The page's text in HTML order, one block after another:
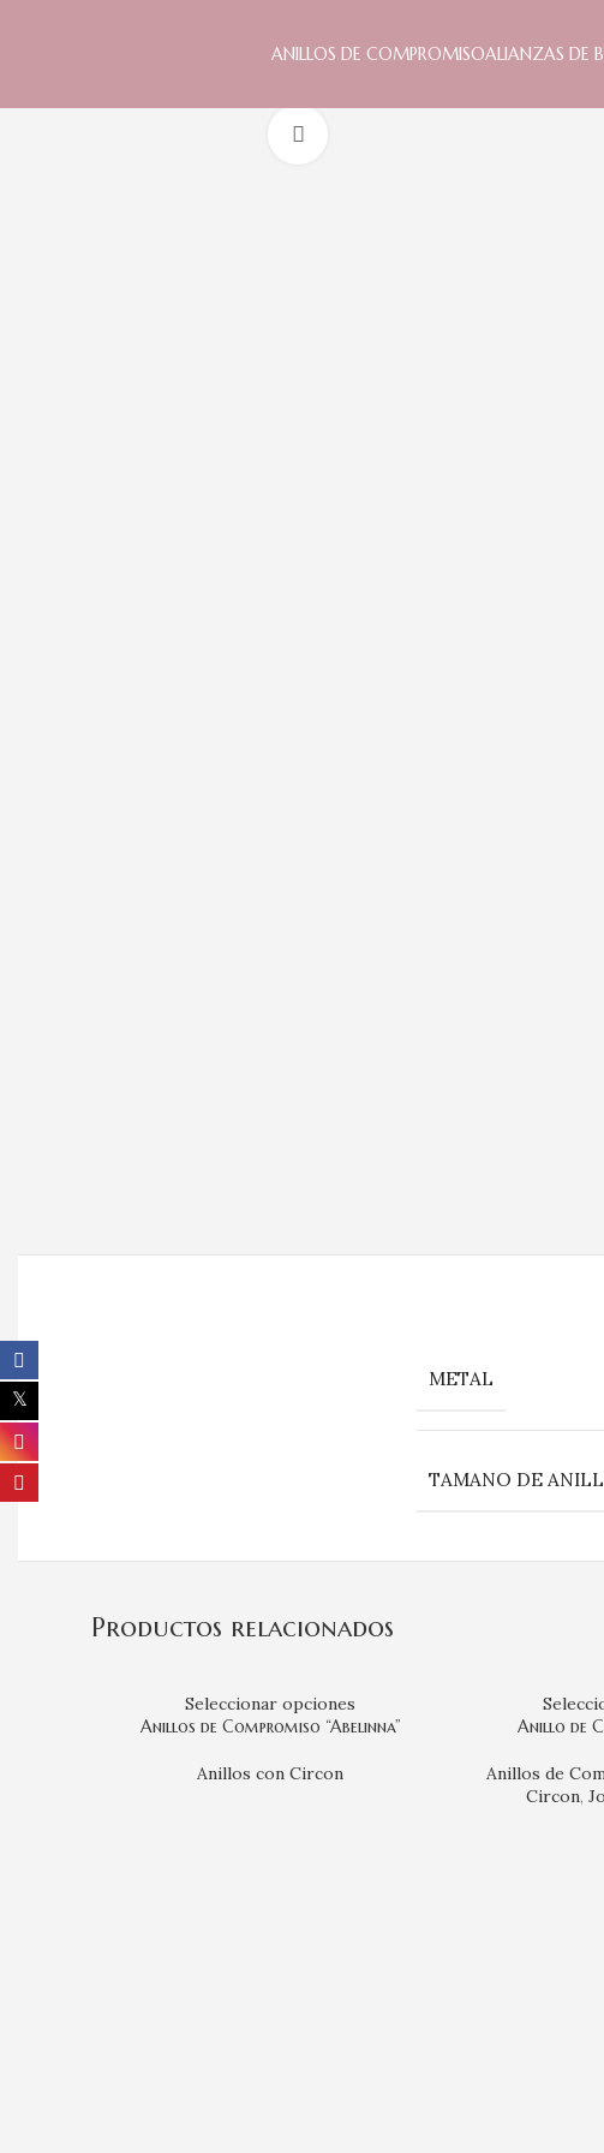
ANILLOS DE COMPROMISOALIANZAS DE
METAL
TAMANO DE
Productos relacionados
Seleccionar opciones
Anillos de Compromiso “Abelinna”
Anillos con Circon
Anillo de
Anillos de
Circon,